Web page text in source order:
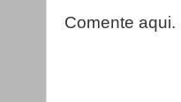
Comente aqui.